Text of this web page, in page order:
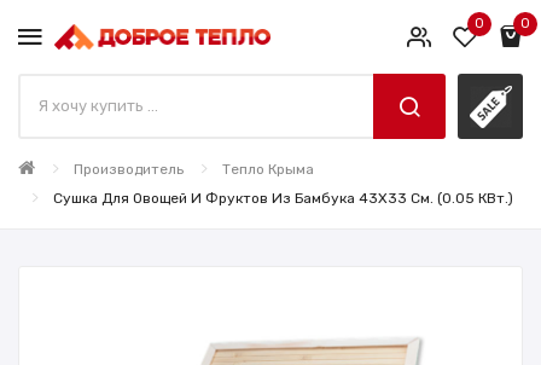
0 0
Производитель
Тепло Крыма
Сушка Для Овощей И Фруктов Из Бамбука 43X33 См. (0.05 КВт.)